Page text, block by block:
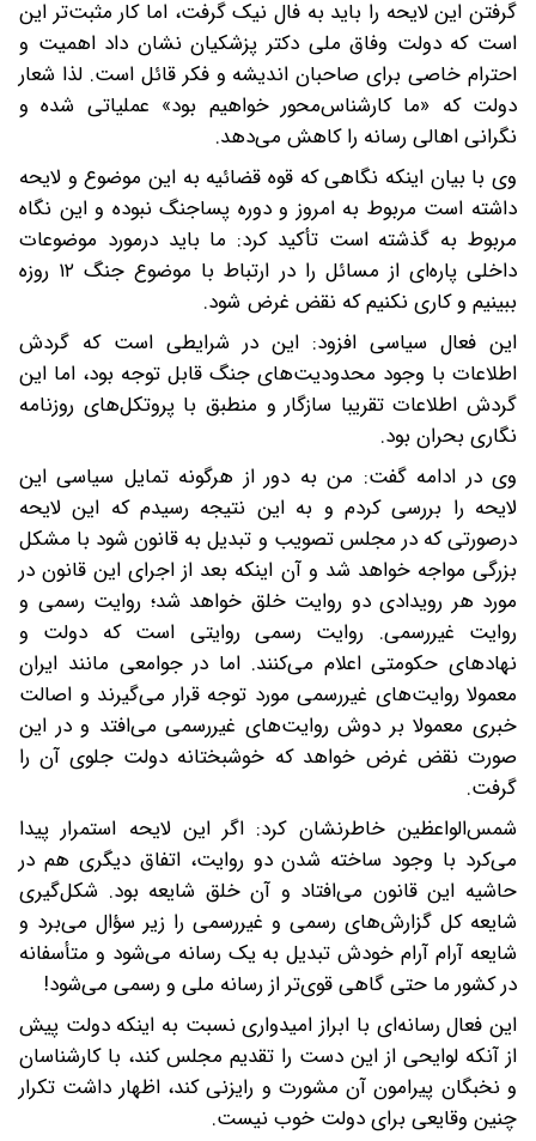
گرفتن این لایحه را باید به فال نیک گرفت، اما کار مثبت‌تر این
است که دولت وفاق ملی دکتر پزشکیان نشان داد اهمیت و
احترام خاصی برای صاحبان اندیشه و فکر قائل است. لذا شعار
دولت که «ما کارشناس‌محور خواهیم بود» عملیاتی شده و
نگرانی اهالی رسانه را کاهش می‌دهد.
وی با بیان اینکه نگاهی که قوه قضائیه به این موضوع و لایحه
داشته است مربوط به امروز و دوره پساجنگ نبوده و این نگاه
مربوط به گذشته است تأکید کرد: ما باید درمورد موضوعات
داخلی پاره‌ای از مسائل را در ارتباط با موضوع جنگ ۱۲ روزه
ببینیم و کاری نکنیم که نقض غرض شود.
این فعال سیاسی افزود: این در شرایطی است که گردش
اطلاعات با وجود محدودیت‌های جنگ قابل توجه بود، اما این
گردش اطلاعات تقریبا سازگار و منطبق با پروتکل‌های روزنامه
نگاری بحران بود.
وی در ادامه گفت: من به دور از هرگونه تمایل سیاسی این
لایحه را بررسی کردم و به این نتیجه رسیدم که این لایحه
درصورتی که در مجلس تصویب و تبدیل به قانون شود با مشکل
بزرگی مواجه خواهد شد و آن اینکه بعد از اجرای این قانون در
مورد هر رویدادی دو روایت خلق خواهد شد؛ روایت رسمی و
روایت غیررسمی. روایت رسمی روایتی است که دولت و
نهادهای حکومتی اعلام می‌کنند. اما در جوامعی مانند ایران
معمولا روایت‌های غیررسمی مورد توجه قرار می‌گیرند و اصالت
خبری معمولا بر دوش روایت‌های غیررسمی می‌افتد و در این
صورت نقض غرض خواهد که خوشبختانه دولت جلوی آن را
گرفت.
شمس‌الواعظین خاطرنشان کرد: اگر این لایحه استمرار پیدا
می‌کرد با وجود ساخته شدن دو روایت، اتفاق دیگری هم در
حاشیه این قانون می‌افتاد و آن خلق شایعه بود. شکل‌گیری
شایعه کل گزارش‌های رسمی و غیررسمی را زیر سؤال می‌برد و
شایعه آرام آرام خودش تبدیل به یک رسانه می‌شود و متأسفانه
در کشور ما حتی گاهی قوی‌تر از رسانه ملی و رسمی می‌شود!
این فعال رسانه‌ای با ابراز امیدواری نسبت به اینکه دولت پیش
از آنکه لوایحی از این دست را تقدیم مجلس کند، با کارشناسان
و نخبگان پیرامون آن مشورت و رایزنی کند، اظهار داشت تکرار
چنین وقایعی برای دولت خوب نیست.